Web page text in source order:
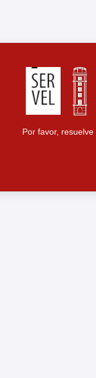
Por favor,